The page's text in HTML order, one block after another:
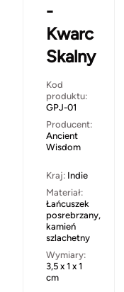
-
Kwarc
Skalny
Kod
produktu:
GPJ-01
Producent:
Ancient
Wisdom
Kraj: Indie
Materiał:
Łańcuszek
posrebrzany,
kamień
szlachetny
Wymiary:
3,5 x 1 x 1
cm